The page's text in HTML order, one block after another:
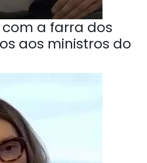
a farra dos
aos ministros do